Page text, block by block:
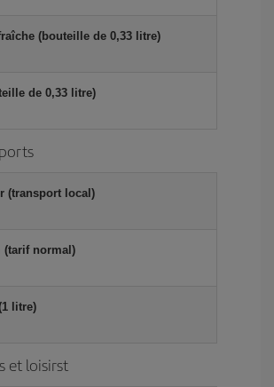
(bouteille de 0,33 litre)
de 0,33 litre)
(transport local)
(tarif normal)
litre)
et loisirst